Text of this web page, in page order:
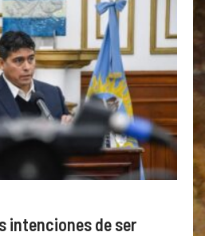
intenciones de ser